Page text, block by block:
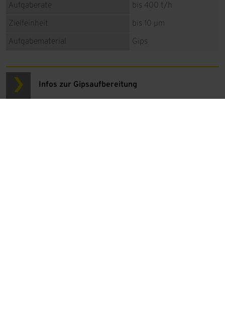
Aufgaberate
bis 400 t/h
Zielfeinheit
bis 10 µm
Aufgabematerial
Gips
Infos zur Gipsaufbereitung